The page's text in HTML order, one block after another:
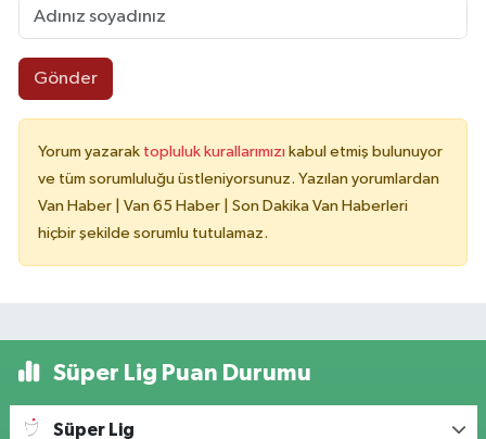
Gönder
Yorum yazarak topluluk kurallarımızı kabul etmiş bulunuyor
ve tüm sorumluluğu üstleniyorsunuz. Yazılan yorumlardan
Van Haber | Van 65 Haber | Son Dakika Van Haberleri
hiçbir şekilde sorumlu tutulamaz.
Süper Lig Puan Durumu
Süper Lig